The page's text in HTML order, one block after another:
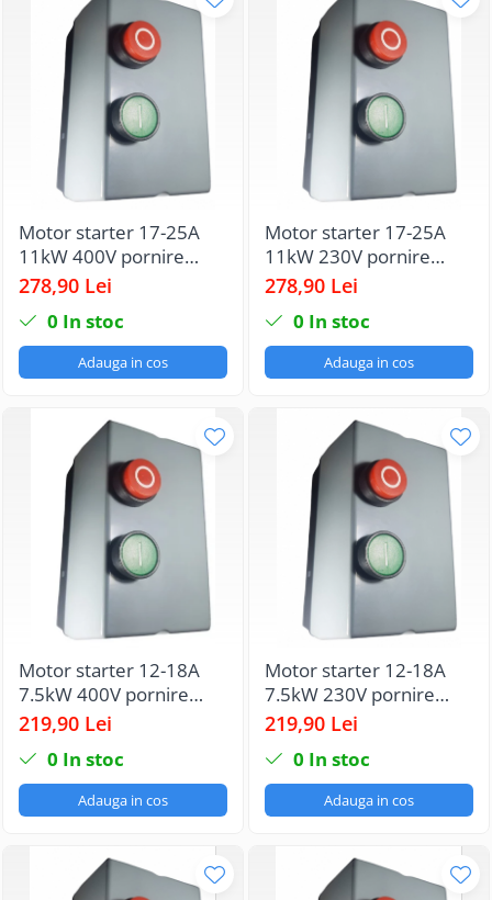
Motor starter 17-25A
11kW 400V pornire
motor echipat cu
IP65
278,90 Lei
0 In stoc
Adauga in cos
Motor starter 17-25A
11kW 230V pornire
motor echipat cu
IP65
278,90 Lei
0 In stoc
Adauga in cos
Motor starter 12-18A
7.5kW 400V pornire
motor echipat cu
IP65
219,90 Lei
0 In stoc
Adauga in cos
Motor starter 12-18A
7.5kW 230V pornire
motor echipat cu
IP65
219,90 Lei
0 In stoc
Adauga in cos